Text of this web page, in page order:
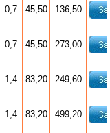
0,7 45,50 136,50
0,7 45,50 273,00
1,4 83,20 249,60
1,4 83,20 499,20